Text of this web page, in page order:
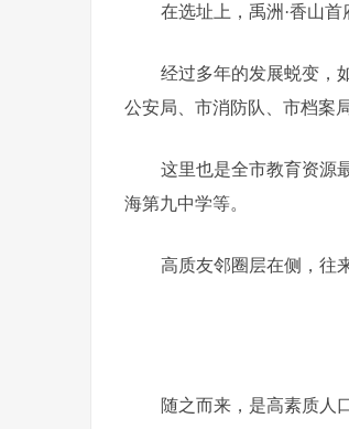
在选址上，禹洲·香山
经过多年的发展蜕变，
公安局、市消防队、市档案局
这里也是全市教育资源
海第九中学等。
高质友邻圈层在侧，往
随之而来，是高素质人